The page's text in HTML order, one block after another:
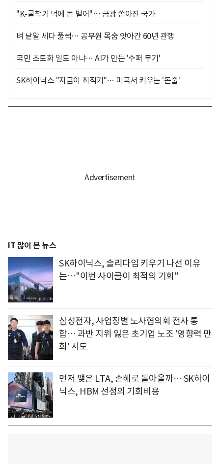
"K-굴착기 덕에 돈 벌어"… 금광 쏟아진 국가
벼 낱알 세다 풀썩… 공무원 목숨 앗아간 60년 관행
국민 초토화 일도 아냐… AI가 만든 '수퍼 무기'
SK하이닉스 "지금이 최적기"… 미국서 키우는 '돈줄'
IT 많이 본 뉴스
SK하이닉스, 솔리다임 키우기 나선 이유
는…"이번 사이클이 최적의 기회"
삼성전자, 사업장별 노사협의회 전사 통
합… 과반 지위 잃은 초기업 노조 '영향력 만
회' 시도
먼저 맺은 LTA, 손해로 돌아올까… SK하이
닉스, HBM 선점의 기회비용